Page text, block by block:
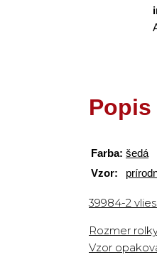
Popis
Farba: šedá
Vzor:
39984-2
Rozmer
Vzor